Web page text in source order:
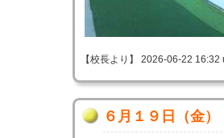
【校長より】 2026-06-22 16:32
６月１９日（金